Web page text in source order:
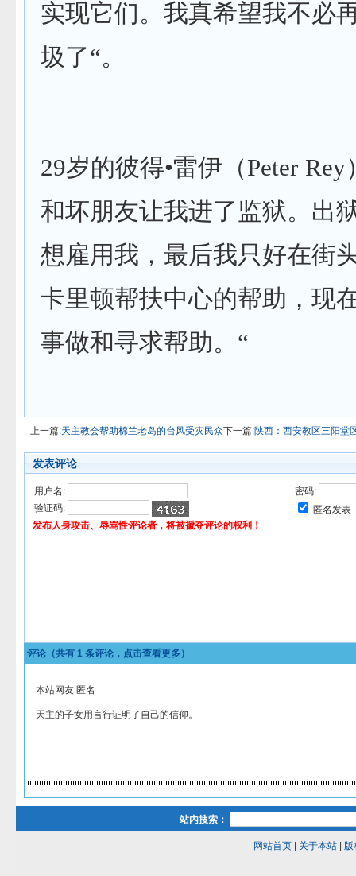
实现它们。我真希望我不必
圾了“。
29岁的彼得•雷伊（Peter
和坏朋友让我进了监狱。出
想雇用我，最后我只好在街
卡里顿帮扶中心的帮助，现
事做和寻求帮助。“
上一篇:天主教会帮助棉兰老岛的台风受灾民众下一篇:陕西：西安教区三阳堂
发表评论
用户名:
密码:
验证码:
匿名发表
发布人身攻击、辱骂性评论者，将被褫夺评论的权利！
评论（共有 1 条评论，点击查看更多）
本站网友 匿名
天主的子女用言行证明了自己的信仰。
站内搜索：
网站首页| 关于本站| 版